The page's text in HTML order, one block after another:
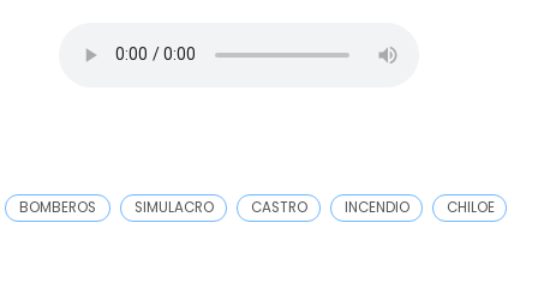
BOMBEROS SIMULACRO CASTRO INCENDIO CHILOE